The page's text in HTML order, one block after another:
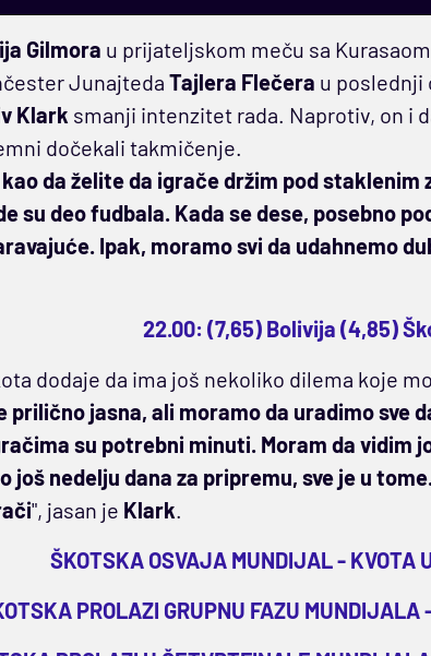
Gilmora u prijateljskom meču sa
Junajteda Tajlera Flečera u poslednji
Klark smanji intenzitet rada. Naprotiv, on i
dočekali takmičenje.
da želite da igrače držim pod staklenim
su deo fudbala. Kada se dese, posebno
Ipak, moramo svi da udahnemo
22.00: (7,65) Bolivija (4,85)
dodaje da ima još nekoliko dilema koje
prilično jasna, ali moramo da uradimo sve
su potrebni minuti. Moram da vidim
još nedelju dana za pripremu, sve je u
", jasan je Klark.
ŠKOTSKA OSVAJA MUNDIJAL - KVOTA
PROLAZI GRUPNU FAZU MUNDIJALA